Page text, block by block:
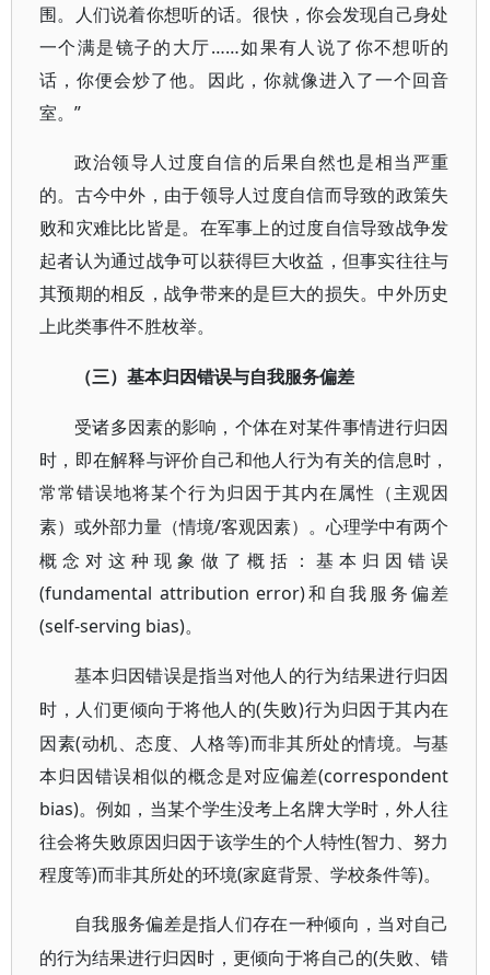
围。人们说着你想听的话。很快，你会发现自己身处
一个满是镜子的大厅……如果有人说了你不想听的
话，你便会炒了他。因此，你就像进入了一个回音
室。”
政治领导人过度自信的后果自然也是相当严重
的。古今中外，由于领导人过度自信而导致的政策失
败和灾难比比皆是。在军事上的过度自信导致战争发
起者认为通过战争可以获得巨大收益，但事实往往与
其预期的相反，战争带来的是巨大的损失。中外历史
上此类事件不胜枚举。
（三）基本归因错误与自我服务偏差
受诸多因素的影响，个体在对某件事情进行归因
时，即在解释与评价自己和他人行为有关的信息时，
常常错误地将某个行为归因于其内在属性（主观因
素）或外部力量（情境/客观因素）。心理学中有两个
概念对这种现象做了概括：基本归因错误
(fundamental attribution error)和自我服务偏差
(self-serving bias)。
基本归因错误是指当对他人的行为结果进行归因
时，人们更倾向于将他人的(失败)行为归因于其内在
因素(动机、态度、人格等)而非其所处的情境。与基
本归因错误相似的概念是对应偏差(correspondent
bias)。例如，当某个学生没考上名牌大学时，外人往
往会将失败原因归因于该学生的个人特性(智力、努力
程度等)而非其所处的环境(家庭背景、学校条件等)。
自我服务偏差是指人们存在一种倾向，当对自己
的行为结果进行归因时，更倾向于将自己的(失败、错